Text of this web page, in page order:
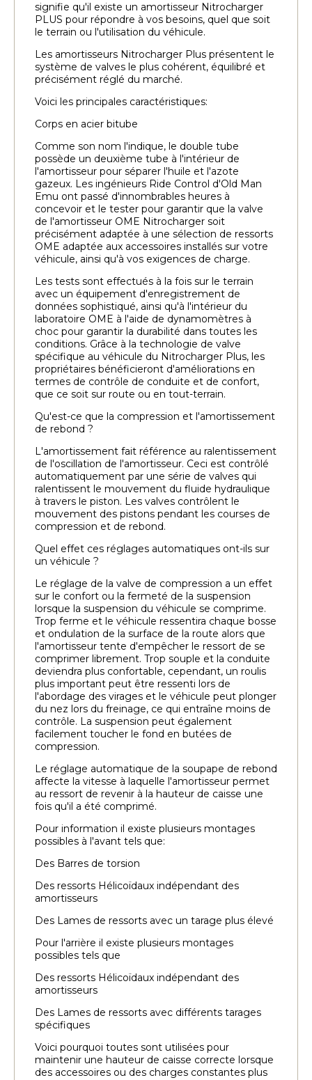
signifie qu'il existe un amortisseur Nitrocharger
PLUS pour répondre à vos besoins, quel que soit
le terrain ou l'utilisation du véhicule.
Les amortisseurs Nitrocharger Plus présentent le
système de valves le plus cohérent, équilibré et
précisément réglé du marché.
Voici les principales caractéristiques:
Corps en acier bitube
Comme son nom l'indique, le double tube
possède un deuxième tube à l'intérieur de
l'amortisseur pour séparer l'huile et l'azote
gazeux. Les ingénieurs Ride Control d'Old Man
Emu ont passé d'innombrables heures à
concevoir et le tester pour garantir que la valve
de l'amortisseur OME Nitrocharger soit
précisément adaptée à une sélection de ressorts
OME adaptée aux accessoires installés sur votre
véhicule, ainsi qu'à vos exigences de charge.
Les tests sont effectués à la fois sur le terrain
avec un équipement d'enregistrement de
données sophistiqué, ainsi qu'à l'intérieur du
laboratoire OME à l'aide de dynamomètres à
choc pour garantir la durabilité dans toutes les
conditions. Grâce à la technologie de valve
spécifique au véhicule du Nitrocharger Plus, les
propriétaires bénéficieront d'améliorations en
termes de contrôle de conduite et de confort,
que ce soit sur route ou en tout-terrain.
Qu'est-ce que la compression et l'amortissement
de rebond ?
L'amortissement fait référence au ralentissement
de l'oscillation de l'amortisseur. Ceci est contrôlé
automatiquement par une série de valves qui
ralentissent le mouvement du fluide hydraulique
à travers le piston. Les valves contrôlent le
mouvement des pistons pendant les courses de
compression et de rebond.
Quel effet ces réglages automatiques ont-ils sur
un véhicule ?
Le réglage de la valve de compression a un effet
sur le confort ou la fermeté de la suspension
lorsque la suspension du véhicule se comprime.
Trop ferme et le véhicule ressentira chaque bosse
et ondulation de la surface de la route alors que
l'amortisseur tente d'empêcher le ressort de se
comprimer librement. Trop souple et la conduite
deviendra plus confortable, cependant, un roulis
plus important peut être ressenti lors de
l'abordage des virages et le véhicule peut plonger
du nez lors du freinage, ce qui entraîne moins de
contrôle. La suspension peut également
facilement toucher le fond en butées de
compression.
Le réglage automatique de la soupape de rebond
affecte la vitesse à laquelle l'amortisseur permet
au ressort de revenir à la hauteur de caisse une
fois qu'il a été comprimé.
Pour information il existe plusieurs montages
possibles à l'avant tels que:
Des Barres de torsion
Des ressorts Hélicoïdaux indépendant des
amortisseurs
Des Lames de ressorts avec un tarage plus élevé
Pour l'arrière il existe plusieurs montages
possibles tels que
Des ressorts Hélicoïdaux indépendant des
amortisseurs
Des Lames de ressorts avec différents tarages
spécifiques
Voici pourquoi toutes sont utilisées pour
maintenir une hauteur de caisse correcte lorsque
des accessoires ou des charges constantes plus